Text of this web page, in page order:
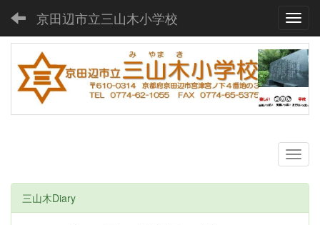
京田辺市立三山木小学校
三山木Diary